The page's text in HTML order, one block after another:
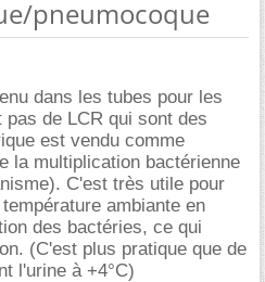
pneumocoque
dans les tubes pour les
de LCR qui sont des
est vendu comme
la multiplication bactérienne
C'est très utile pour
ambiante en
des bactéries, ce qui
(C'est plus pratique que de
l'urine à +4°C)